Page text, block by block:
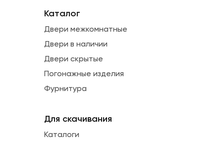
Каталог
Двери межкомнатные
Двери в наличии
Двери скрытые
Погонажные изделия
Фурнитура
Для скачивания
Каталоги